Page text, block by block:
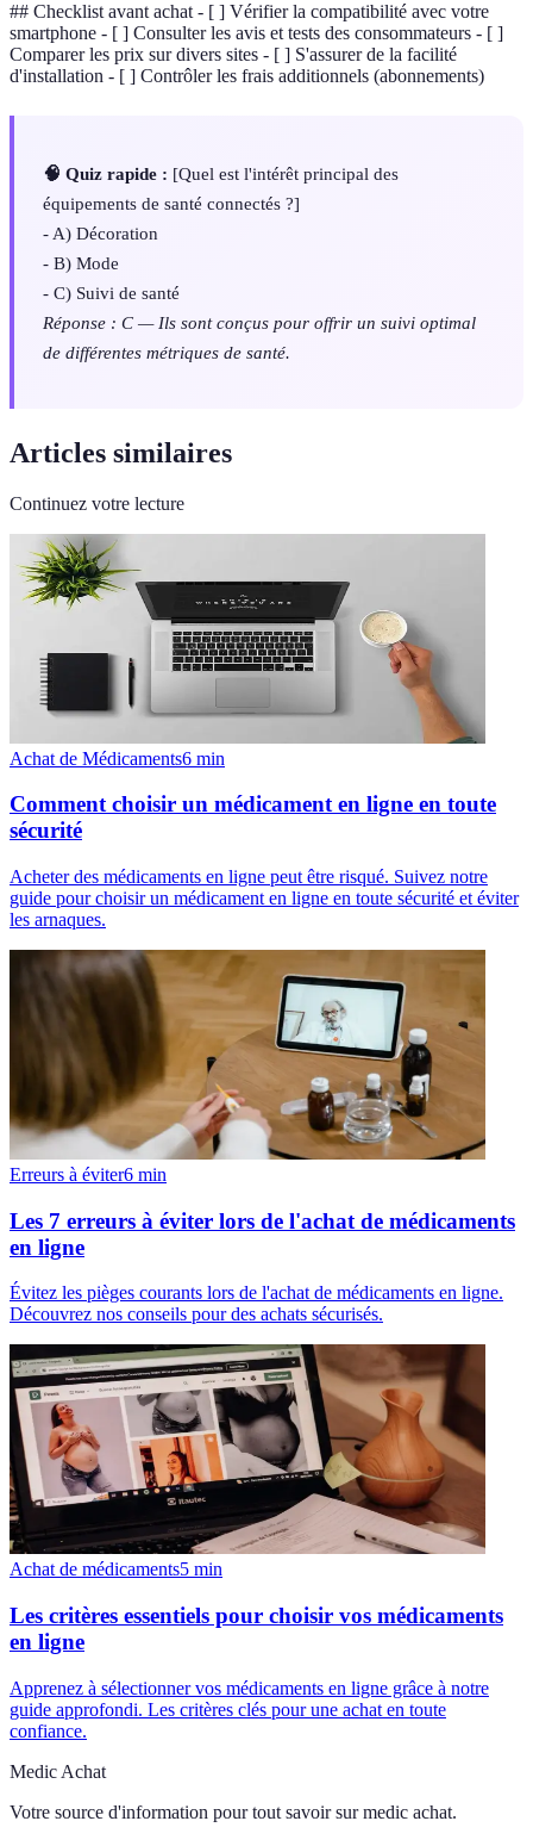
## Checklist avant achat - [ ] Vérifier la compatibilité avec votre
smartphone - [ ] Consulter les avis et tests des consommateurs - [ ]
Comparer les prix sur divers sites - [ ] S'assurer de la facilité
d'installation - [ ] Contrôler les frais additionnels (abonnements)
🧠 Quiz rapide : [Quel est l'intérêt principal des
équipements de santé connectés ?]
- A) Décoration
- B) Mode
- C) Suivi de santé
Réponse : C — Ils sont conçus pour offrir un suivi optimal
de différentes métriques de santé.
Articles similaires
Continuez votre lecture
Achat de Médicaments6 min
Comment choisir un médicament en ligne en toute
sécurité
Acheter des médicaments en ligne peut être risqué. Suivez notre
guide pour choisir un médicament en ligne en toute sécurité et éviter
les arnaques.
Erreurs à éviter6 min
Les 7 erreurs à éviter lors de l'achat de médicaments
en ligne
Évitez les pièges courants lors de l'achat de médicaments en ligne.
Découvrez nos conseils pour des achats sécurisés.
Achat de médicaments5 min
Les critères essentiels pour choisir vos médicaments
en ligne
Apprenez à sélectionner vos médicaments en ligne grâce à notre
guide approfondi. Les critères clés pour une achat en toute
confiance.
Medic Achat
Votre source d'information pour tout savoir sur medic achat.